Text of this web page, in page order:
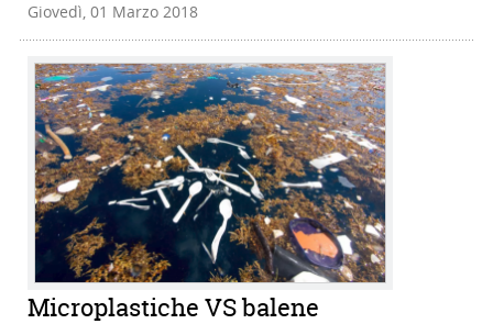
Giovedì, 01 Marzo 2018
Microplastiche VS balene